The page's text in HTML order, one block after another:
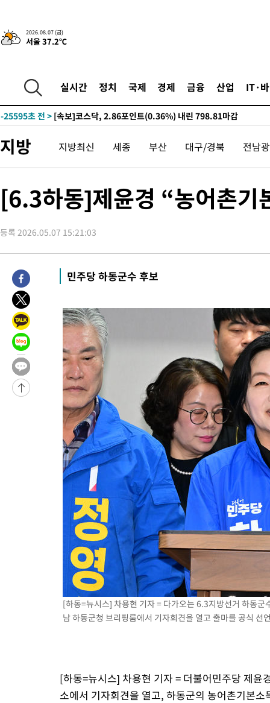
2026.08.07 (금)
서울 37.2℃
실시간 정치 국제 경제 금융 산업 IT·
-31446초 전 >낮 최고 37도 찜통더위…곳곳 소나기·강원 많은 비[내일날씨]
-29752초 전 > SK하이닉스, 용인·청주 팹에 54조 투자…"AI 메모리 수요 선
-25861초 전 >
외국인 심판 성 접대 7경기 들여다보니…한국 축구 '5승 2무'
-25595초 전 >
-25548초 전 > [속보]코스피, 6200선 약보합…0.60% 내린 6258.77에 마쳐
-25417초 전 >
[속보] 노원서 40.1도 관측…서울, 2018년 이후 첫 40도
-22507초 전 >[속보]종합특검, '계엄 수용공간 확보' 신용해 前교정본부장 기
-21351초 전 >11시간 압수수색에 성접대 파문까지…'쑥대밭' 된 축구협회
병태 후임
-16731초 전 >[속보]국힘 윤리위, '돌려차기 발언' 진종오·서범수 징계 절차
-12056초 전 >[속보] 7월 중국 수출 23.9%↑ 수입 27.5%↑…무역총액
-9216초 전 >
[속보]'채상병 순직 책임' 임성근, 항소심도 징역 3년
-9082초 전 >
[속보]종합특검, '관저이전 봐주기 감사' 유병호 구속기소
-5682초 전 >
-4932초 전 >
[속보]'300억원대 사기 혐의' 차가원 대표 구속 송치
-4126초 전 >
"미 전국적 살모네라 식중독 원인은 멕시코산 할라피뇨"-- CDC
-2639초 전 >
[속보]경찰·노동부, HL만도 평택사업장 끼임 사망 관련 압수수
-31446초 전 >
낮 최고 37도 찜통더위…곳곳 소나기·강원 많은 비[내일날씨]
-29752초 전 >
SK하이닉스, 용인·청주 팹에 54조 투자…"AI 메모리 수요 선
여자배구 이재영·이다영 자매, 아제르바이잔 투란VC 입단
외국인 심판 성 접대 7경기 들여다보니…한국 축구 '5승 2무'
[속보]코스닥, 2.86포인트(0.36%) 내린 798.81마감
[속보]코스피, 6200선 약보합…0.60% 내린 6258.77에 마쳐
[속보]원·달러 환율, 7.7원 내린 1416.1원 마감
[속보] 노원서 40.1도 관측…서울, 2018년 이후 첫 40도
[속보]종합특검, '계엄 수용공간 확보' 신용해 前교정본부장
외신들도 주목한 韓축구 파문…"국민적 공분에 수사 재개"
11시간 압수수색에 성접대 파문까지…'쑥대밭' 된 축구협회
[속보]규제합리화위원회 부위원장에 김태유 서울대 공대 교
[속보]국힘 윤리위, '돌려차기 발언' 진종오·서범수 징계 절차
[속보] 7월 중국 수출 23.9%↑ 수입 27.5%↑…무역총액
[속보]'채상병 순직 책임' 임성근, 항소심도 징역 3년
[속보]종합특검, '관저이전 봐주기 감사' 유병호 구속기소
"미 전국적 살모네라 식중독 원인은 멕시코산 할라피뇨"-- CDC
[속보]경찰·노동부, HL만도 평택사업장 끼임 사망 관련 압수수
지방 지방최신 세종 부산 대구/경북 전남
[6.3하동]제윤경 “농어촌기
등록 2026.05.07 15:21:03
민주당 하동군수 후보
[하동=뉴시스] 차용현 기자 = 다가오는 6.3지방선거 하동
남 하동군청 브리핑룸에서 기자회견을 열고 출마를 공식
[하동=뉴시스] 차용현 기자 = 더불어민주당 제
소에서 기자회견을 열고, 하동군의 농어촌기본